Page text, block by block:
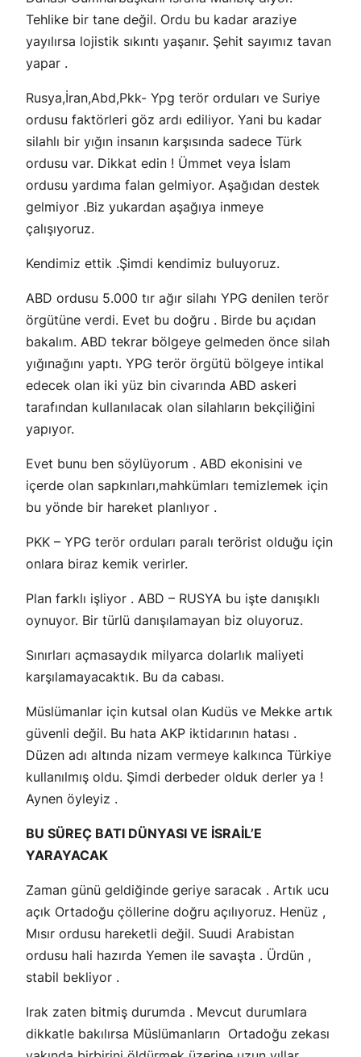
Tehlike bir tane değil. Ordu bu kadar araziye
yayılırsa lojistik sıkıntı yaşanır. Şehit sayımız tavan
yapar .
Rusya,İran,Abd,Pkk- Ypg terör orduları ve Suriye
ordusu faktörleri göz ardı ediliyor. Yani bu kadar
silahlı bir yığın insanın karşısında sadece Türk
ordusu var. Dikkat edin ! Ümmet veya İslam
ordusu yardıma falan gelmiyor. Aşağıdan destek
gelmiyor .Biz yukardan aşağıya inmeye
çalışıyoruz.
Kendimiz ettik .Şimdi kendimiz buluyoruz.
ABD ordusu 5.000 tır ağır silahı YPG denilen terör
örgütüne verdi. Evet bu doğru . Birde bu açıdan
bakalım. ABD tekrar bölgeye gelmeden önce silah
yığınağını yaptı. YPG terör örgütü bölgeye intikal
edecek olan iki yüz bin civarında ABD askeri
tarafından kullanılacak olan silahların bekçiliğini
yapıyor.
Evet bunu ben söylüyorum . ABD ekonisini ve
içerde olan sapkınları,mahkümları temizlemek için
bu yönde bir hareket planlıyor .
PKK – YPG terör orduları paralı terörist olduğu için
onlara biraz kemik verirler.
Plan farklı işliyor . ABD – RUSYA bu işte danışıklı
oynuyor. Bir türlü danışılamayan biz oluyoruz.
Sınırları açmasaydık milyarca dolarlık maliyeti
karşılamayacaktık. Bu da cabası.
Müslümanlar için kutsal olan Kudüs ve Mekke artık
güvenli değil. Bu hata AKP iktidarının hatası .
Düzen adı altında nizam vermeye kalkınca Türkiye
kullanılmış oldu. Şimdi derbeder olduk derler ya !
Aynen öyleyiz .
BU SÜREÇ BATI DÜNYASI VE İSRAİL’E
YARAYACAK
Zaman günü geldiğinde geriye saracak . Artık ucu
açık Ortadoğu çöllerine doğru açılıyoruz. Henüz ,
Mısır ordusu hareketli değil. Suudi Arabistan
ordusu hali hazırda Yemen ile savaşta . Ürdün ,
stabil bekliyor .
Irak zaten bitmiş durumda . Mevcut durumlara
dikkatle bakılırsa Müslümanların Ortadoğu zekası